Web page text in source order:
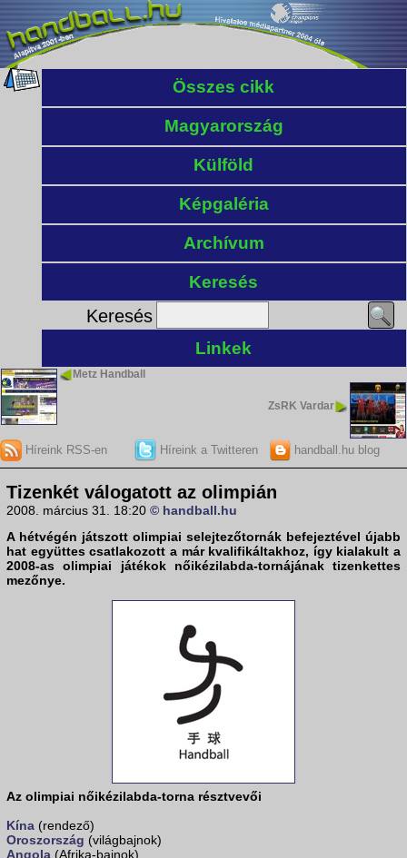
Összes cikk
Magyarország
Külföld
Képgaléria
Archívum
Keresés
Keresés
Linkek
Metz Handball
ZsRK Vardar
Híreink RSS-en Híreink a Twitteren handball.hu blog
Tizenkét válogatott az olimpián
2008. március 31. 18:20 © handball.hu
A hétvégén játszott olimpiai selejtezőtornák befejeztével újabb
hat együttes csatlakozott a már kvalifikáltakhoz, így kialakult a
2008-as olimpiai játékok nőikézilabda-tornájának tizenkettes
mezőnye.
Az olimpiai nőikézilabda-torna résztvevői
Kína (rendező)
Oroszország (világbajnok)
Angola (Afrika-bajnok)